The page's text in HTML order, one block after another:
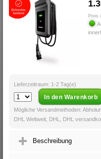
Preis
Lieferzeitraum: 1-2 Tag(e)
Mögliche Versandmethoden:
DHL Weltweit, DHL, DHL
Beschreibung